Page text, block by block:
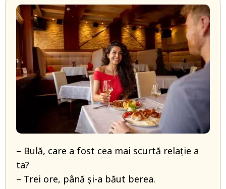
– Bulă, care a fost cea mai scurtă relație a
ta?
– Trei ore, până și-a băut berea.